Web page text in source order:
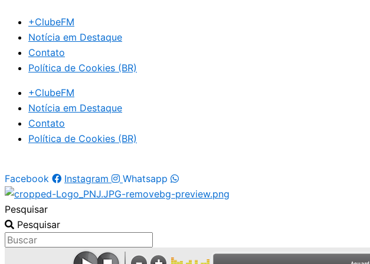
para
conteúdo
+ClubeFM
Notícia em Destaque
Contato
Política de Cookies (BR)
+ClubeFM
Notícia em Destaque
Contato
Política de Cookies (BR)
Facebook Instagram Whatsapp
Pesquisar
Pesquisar